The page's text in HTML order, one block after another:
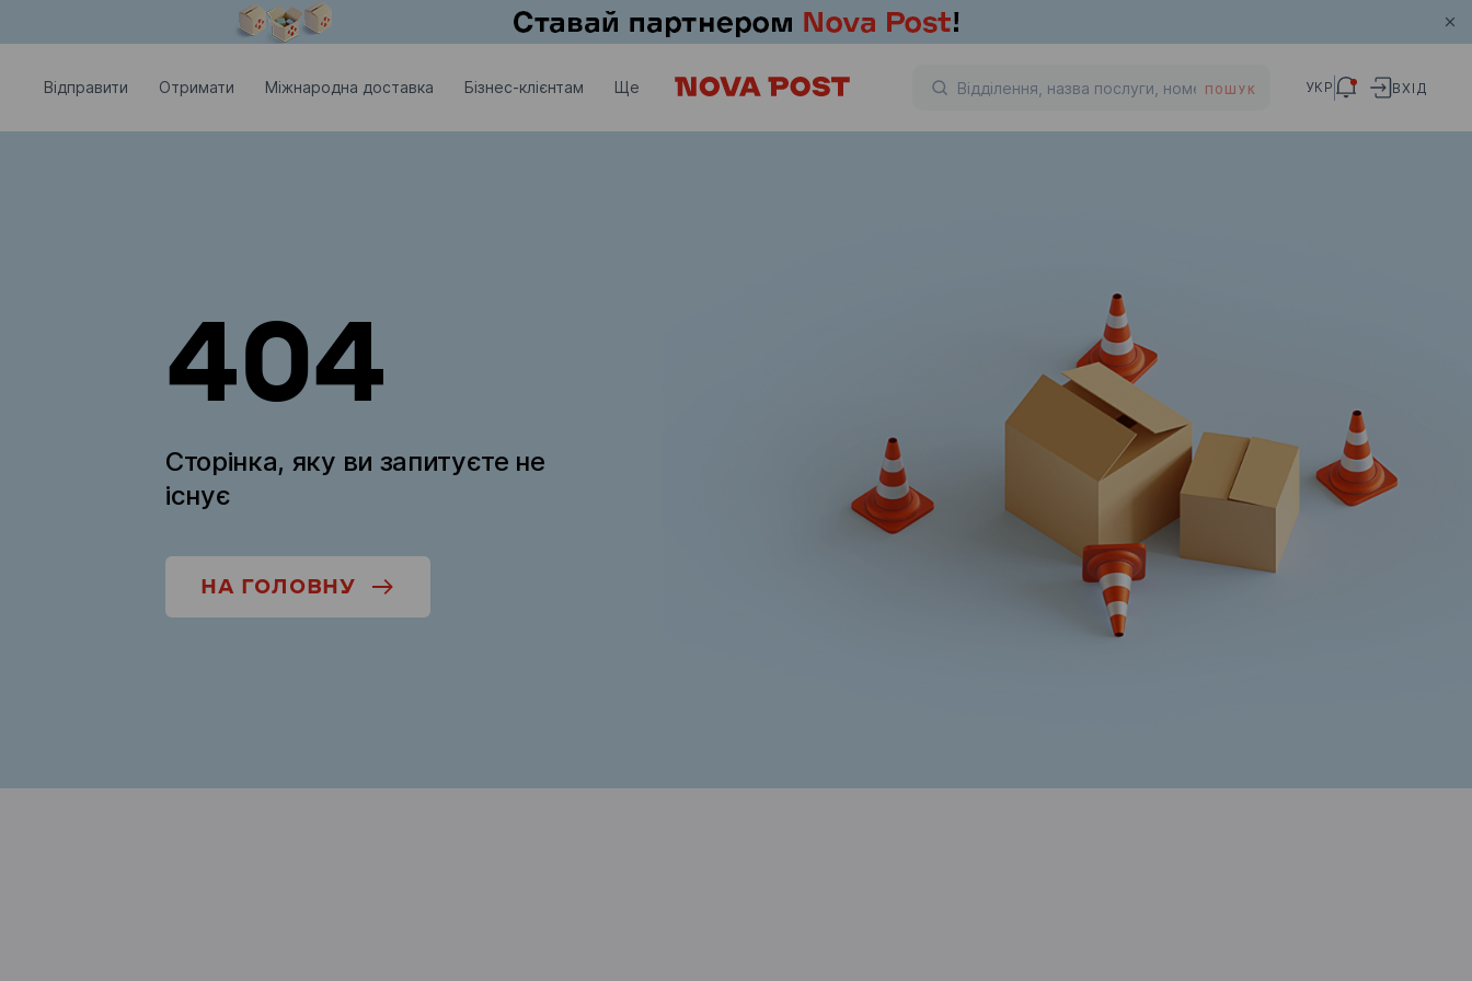
Відправити Отримати Міжнародна доставка Бізнес-клієнтам Ще ПОШУК УКР ВХІД
404
Сторінка, яку ви запитуєте не
існує
НА ГОЛОВНУ